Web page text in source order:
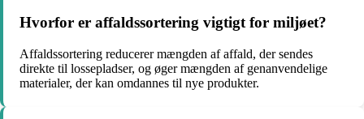
Hvorfor er affaldssortering vigtigt for miljøet?
Affaldssortering reducerer mængden af affald, der sendes
direkte til lossepladser, og øger mængden af genanvendelige
materialer, der kan omdannes til nye produkter.